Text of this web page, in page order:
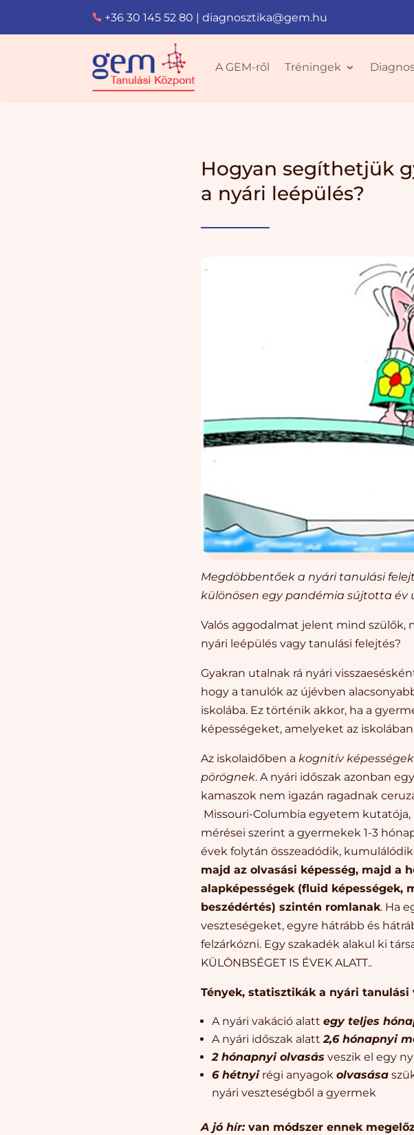
 +36 30 145 52 80 |diagnosztika@gem.hu
A GEM-ről Tréningek
Hogyan segíthetjük
a nyári leépülés?
Megdöbbentőek a nyári tanulási
különösen egy pandémia sújtotta év
Valós aggodalmat jelent mind szülők,
nyári leépülés vagy tanulási felejtés?
Gyakran utalnak rá nyári
hogy a tanulók az újévben
iskolába. Ez történik akkor, ha a
képességeket, amelyeket az
Az iskolaidőben a kognitív képességek
pörögnek. A nyári időszak azonban
kamaszok nem igazán ragadnak
Missouri-Columbia egyetem kutatója,
mérései szerint a gyermekek 1-3
évek folytán összeadódik,
majd az olvasási képesség, majd a
alapképességek (fluid képességek,
beszédértés) szintén romlanak. Ha
veszteségeket, egyre hátrább és
felzárkózni. Egy szakadék alakul ki
KÜLÖNBSÉGET IS ÉVEK ALATT..
Tények, statisztikák a nyári tanulási
A nyári vakáció alatt egy teljes
A nyári időszak alatt2,6 hónapnyi
2 hónapnyi olvasásveszik el egy
6 hétnyirégi anyagok olvasása
nyári veszteségből a gyermek
A jó hír: van módszer ennek